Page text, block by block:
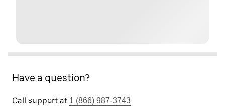
Have a question?
Call support at 1 (866) 987-3743